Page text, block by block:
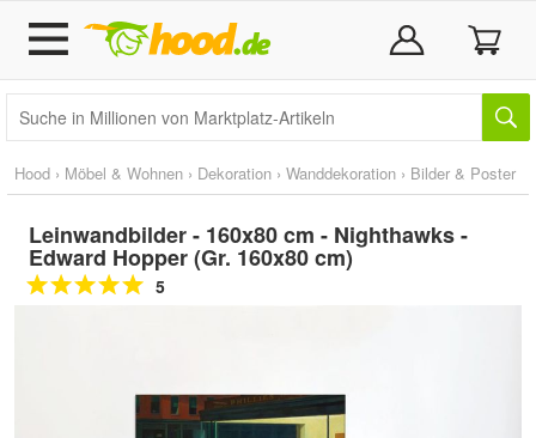
Hood › Möbel & Wohnen › Dekoration › Wanddekoration › Bilder & Poster
Leinwandbilder - 160x80 cm - Nighthawks -
Edward Hopper (Gr. 160x80 cm)
5